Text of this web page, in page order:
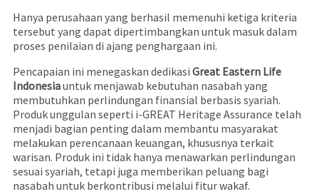
Hanya perusahaan yang berhasil memenuhi ketiga kriteria
tersebut yang dapat dipertimbangkan untuk masuk dalam
proses penilaian di ajang penghargaan ini.
Pencapaian ini menegaskan dedikasi Great Eastern Life
Indonesiauntuk menjawab kebutuhan nasabah yang
membutuhkan perlindungan finansial berbasis syariah.
Produk unggulan seperti i-GREAT Heritage Assurance telah
menjadi bagian penting dalam membantu masyarakat
melakukan perencanaan keuangan, khususnya terkait
warisan. Produk ini tidak hanya menawarkan perlindungan
sesuai syariah, tetapi juga memberikan peluang bagi
nasabah untuk berkontribusi melalui fitur wakaf.